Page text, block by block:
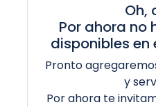
Oh,
Por ahora no
disponibles
Pronto
y
Por ahora te